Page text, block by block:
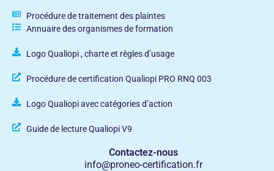
Procédure de traitement des plaintes
Annuaire des organismes de formation
Logo Qualiopi , charte et règles d’usage
Procédure de certification Qualiopi PRO RNQ 003
Logo Qualiopi avec catégories d’action
Guide de lecture Qualiopi V9
Contactez-nous
info@proneo-certification.fr